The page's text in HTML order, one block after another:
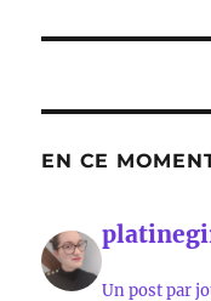
EN CE
Un post par